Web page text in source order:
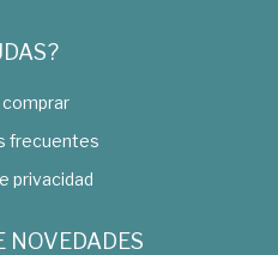
frecuentes
privacidad
NOVEDADES